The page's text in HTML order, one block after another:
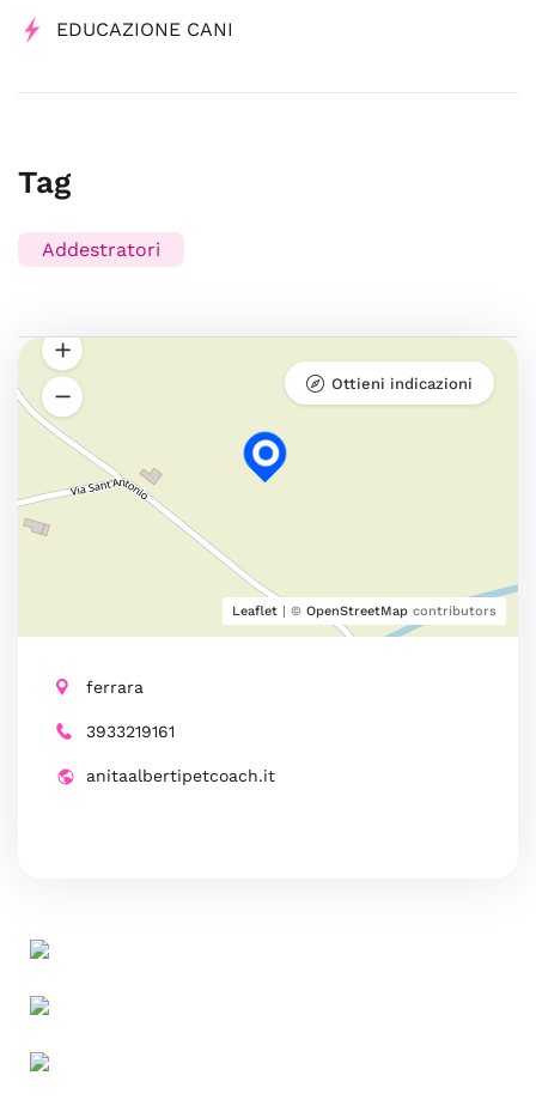
EDUCAZIONE CANI
Tag
Addestratori
Leaflet | © OpenStreetMap contributors
Ottieni indicazioni
ferrara
3933219161
anitaalbertipetcoach.it